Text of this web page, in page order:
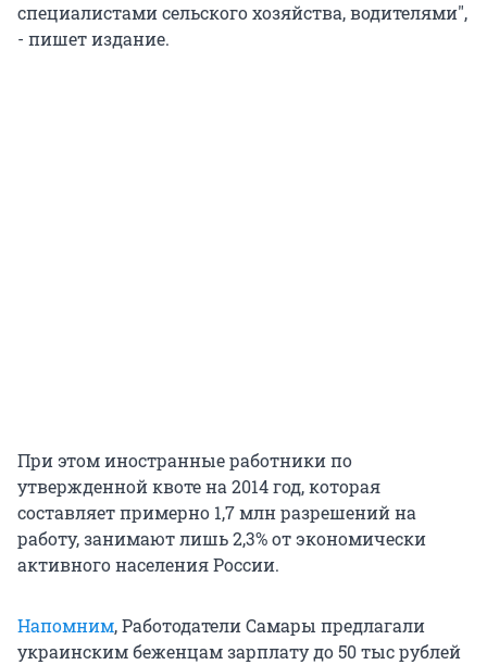
специалистами сельского хозяйства, водителями",
- пишет издание.
При этом иностранные работники по
утвержденной квоте на 2014 год, которая
составляет примерно 1,7 млн разрешений на
работу, занимают лишь 2,3% от экономически
активного населения России.
Напомним, Работодатели Самары предлагали
украинским беженцам зарплату до 50 тыс рублей